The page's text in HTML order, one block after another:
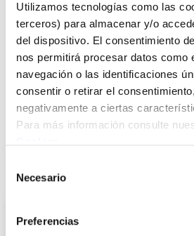
Utilizamos tecnologías como las
terceros) para almacenar y/o
del dispositivo. El consentimiento
nos permitirá procesar datos como
navegación o las identificaciones
consentir o retirar el
negativamente a ciertas
Para más información consulte
Necesario
Preferencias
Click&Collect - Recogida gratis
en nuestras tiendas
También te puede interesar